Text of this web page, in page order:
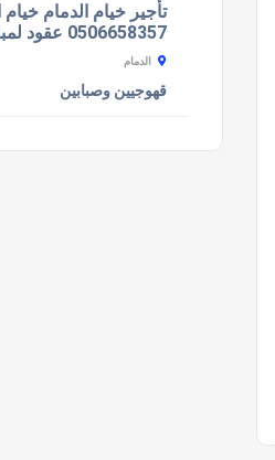
تأجير خيام الدمام خيام
0506658357 عقود لمبات ودفايات
الدمام
قهوجيين وصبابين